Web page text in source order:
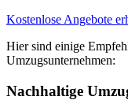
Kostenlose Angebote
Hier sind einige
Umzugsunternehmen:
Nachhaltige